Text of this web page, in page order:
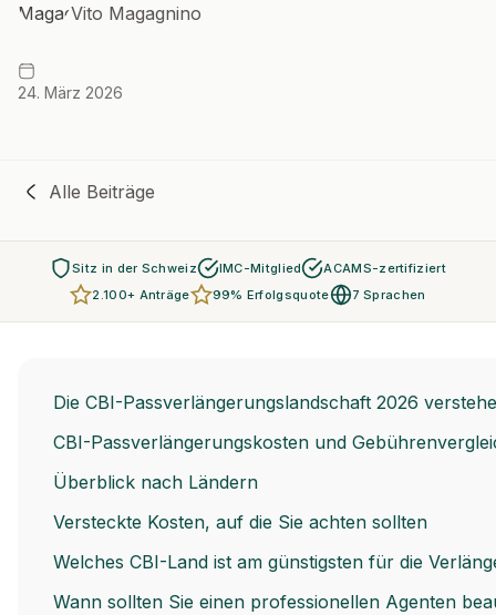
Vito Magagnino
24. März 2026
Alle Beiträge
Sitz in der Schweiz IMC-Mitglied
ACAMS-zertifiziert
2.100+ Anträge
99% Erfolgsquote 7 Sprachen
Die CBI-Passverlängerungslandschaft 2026
CBI-Passverlängerungskosten und
Überblick nach Ländern
Versteckte Kosten, auf die Sie achten sollten
Welches CBI-Land ist am günstigsten für die
Wann sollten Sie einen professionellen Agenten